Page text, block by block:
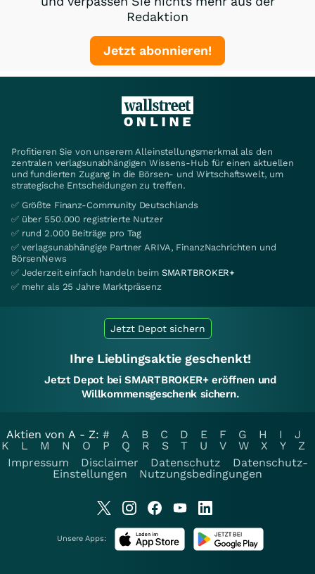
Redaktion
Jetzt abonnieren!
Profitieren Sie von unserem Alleinstellungsmerkmal als den
zentralen verlagsunabhängigen Wissens-Hub für einen aktuellen
und fundierten Zugang in die Börsen- und Wirtschaftswelt, um
strategische Entscheidungen zu treffen.
✅ Größte Finanz-Community Deutschlands
✅ über 550.000 registrierte Nutzer
✅ rund 2.000 Beiträge pro Tag
✅ verlagsunabhängige Partner ARIVA, FinanzNachrichten und
BörsenNews
✅ Jederzeit einfach handeln beim SMARTBROKER+
✅ mehr als 25 Jahre Marktpräsenz
Jetzt Depot sichern
Ihre Lieblingsaktie geschenkt!
Jetzt Depot bei SMARTBROKER+ eröffnen und
Willkommensgeschenk sichern.
Aktien von A - Z: # A B C D E F G H I
J
K
L M N O P Q R S T U V W X Y
Z
Impressum
Disclaimer Datenschutz
Datenschutz-
Einstellungen
Nutzungsbedingungen
Unsere Apps: